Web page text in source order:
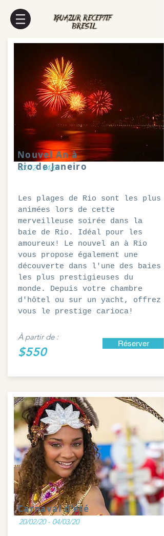
Nouvel An à
Rio de Janeiro
27/12 - 04/01
Les plages de Rio sont les plus
animées lors de cette
merveilleuse soirée dans la
baie de Rio. Idéal pour les
amoureux! Le nouvel an à Rio
vous propose également une
découverte dans l'une des baies
les plus prestigieuses du
monde. Depuis votre chambre
d'hôtel ou sur un yacht, offrez
vous le prestige carioca!
À partir de :
$550
Réserver
Carnaval d'été
20/02/20 - 04/03/20